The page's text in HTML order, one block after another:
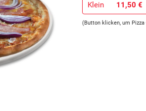
Klein 11,50 €
(Button klicken, um Pizza